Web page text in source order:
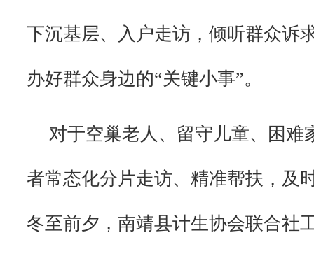
下沉基层、入户走访，倾听群众诉
办好群众身边的“关键小事”。
对于空巢老人、留守儿童、困难
者常态化分片走访、精准帮扶，及
冬至前夕，南靖县计生协会联合社